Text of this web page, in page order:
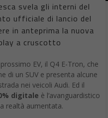
svela gli interni del
ufficiale di lancio del
in anteprima la nuova
a cruscotto
EV, il Q4 E-Tron, che
di un SUV e presenta alcune
nei veicoli Audi. Ed il
digitale è l’avanguardistico
realtà aumentata.